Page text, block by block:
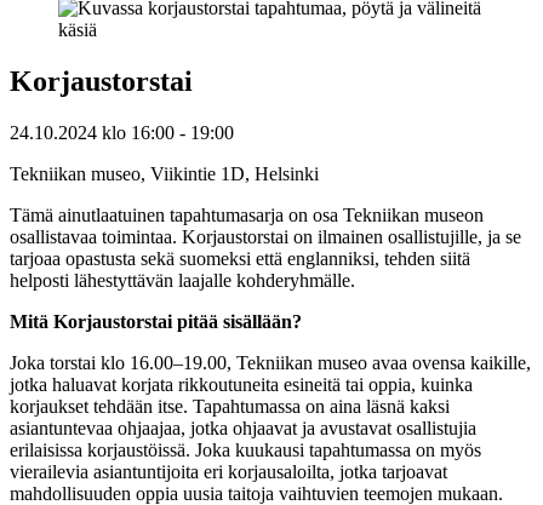
Korjaustorstai
24.10.2024 klo 16:00 - 19:00
Tekniikan museo, Viikintie 1D, Helsinki
Tämä ainutlaatuinen tapahtumasarja on osa Tekniikan museon
osallistavaa toimintaa. Korjaustorstai on ilmainen osallistujille, ja se
tarjoaa opastusta sekä suomeksi että englanniksi, tehden siitä
helposti lähestyttävän laajalle kohderyhmälle.
Mitä Korjaustorstai pitää sisällään?
Joka torstai klo 16.00–19.00, Tekniikan museo avaa ovensa kaikille,
jotka haluavat korjata rikkoutuneita esineitä tai oppia, kuinka
korjaukset tehdään itse. Tapahtumassa on aina läsnä kaksi
asiantuntevaa ohjaajaa, jotka ohjaavat ja avustavat osallistujia
erilaisissa korjaustöissä. Joka kuukausi tapahtumassa on myös
vierailevia asiantuntijoita eri korjausaloilta, jotka tarjoavat
mahdollisuuden oppia uusia taitoja vaihtuvien teemojen mukaan.